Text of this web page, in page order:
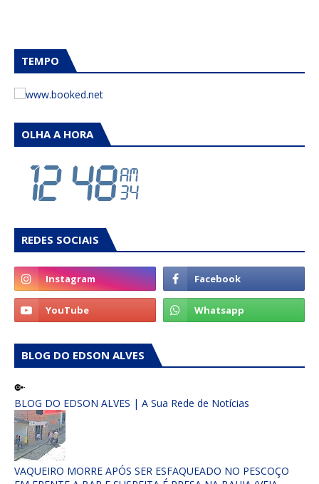
TEMPO
OLHA A HORA
REDES SOCIAIS
BLOG DO EDSON ALVES
BLOG DO EDSON ALVES | A Sua Rede de Notícias
VAQUEIRO MORRE APÓS SER ESFAQUEADO NO PESCOÇO